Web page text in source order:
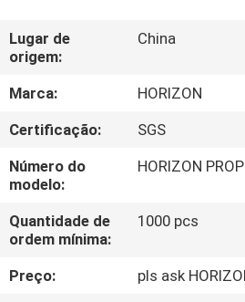
NÓS
EXCURSÃO
DA
FÁBRICA
CONTROLE
DA
QUALIDADE
Lugar de
origem:
China
Marca:
HORIZON
Certificação:
SGS
Número do
modelo:
HORIZON PROP
Quantidade de
ordem mínima:
1000 pcs
Preço:
pls ask